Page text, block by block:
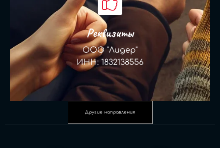
Реквизиты
ООО "Лидер"
ИНН: 1832138556
Другие направления